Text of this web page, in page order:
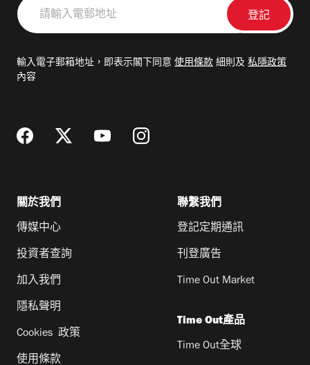
請
輸
郵
輸入電子郵箱地址，即表示閣下同意 使用條款 細則及 私隱政策
內容
關於我們
傳媒中心
投資者查詢
加入我們
隱私聲明
Cookies 政策
使用條款
聯繫我們
登記定期通訊
刊登廣告
Time Out Market
Time Out產品
Time Out全球